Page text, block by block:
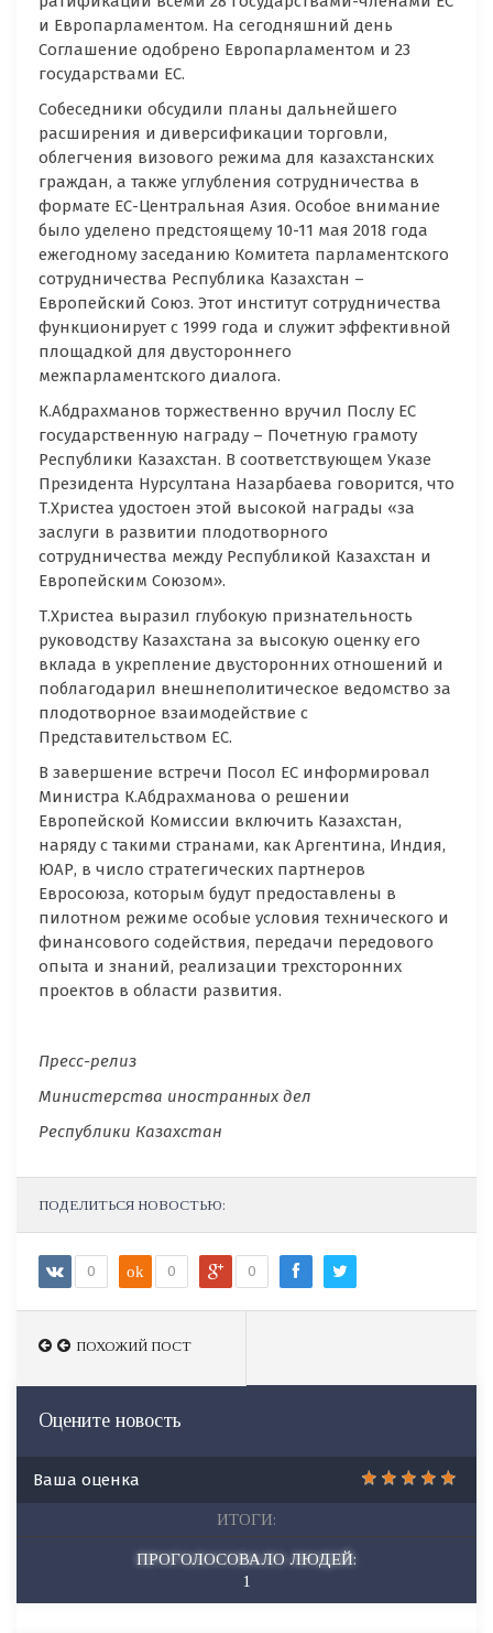
и Европарламентом. На сегодняшний день
Соглашение одобрено Европарламентом и 23
государствами ЕС.
Собеседники обсудили планы дальнейшего
расширения и диверсификации торговли,
облегчения визового режима для казахстанских
граждан, а также углубления сотрудничества в
формате ЕС-Центральная Азия. Особое внимание
было уделено предстоящему 10-11 мая 2018 года
ежегодному заседанию Комитета парламентского
сотрудничества Республика Казахстан –
Европейский Союз. Этот институт сотрудничества
функционирует с 1999 года и служит эффективной
площадкой для двустороннего
межпарламентского диалога.
К.Абдрахманов торжественно вручил Послу ЕС
государственную награду – Почетную грамоту
Республики Казахстан. В соответствующем Указе
Президента Нурсултана Назарбаева говорится, что
Т.Христеа удостоен этой высокой награды «за
заслуги в развитии плодотворного
сотрудничества между Республикой Казахстан и
Европейским Союзом».
Т.Христеа выразил глубокую признательность
руководству Казахстана за высокую оценку его
вклада в укрепление двусторонних отношений и
поблагодарил внешнеполитическое ведомство за
плодотворное взаимодействие с
Представительством ЕС.
В завершение встречи Посол ЕС информировал
Министра К.Абдрахманова о решении
Европейской Комиссии включить Казахстан,
наряду с такими странами, как Аргентина, Индия,
ЮАР, в число стратегических партнеров
Евросоюза, которым будут предоставлены в
пилотном режиме особые условия технического и
финансового содействия, передачи передового
опыта и знаний, реализации трехсторонних
проектов в области развития.
Пресс-релиз
Министерства иностранных дел
Республики Казахстан
ПОДЕЛИТЬСЯ НОВОСТЬЮ:
0 ok 0 0
ПОХОЖИЙ ПОСТ
Оцените новость
Ваша оценка
ИТОГИ:
ПРОГОЛОСОВАЛО ЛЮДЕЙ:
1